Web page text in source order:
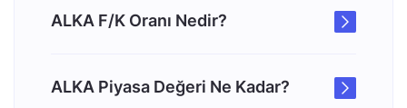
ALKA F/K Oranı Nedir?
ALKA Piyasa Değeri Ne Kadar?